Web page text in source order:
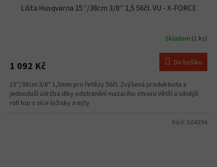
Lišta Husqvarna 15''/38cm 3/8'' 1,5 56čl. VU - X-FORCE
Skladem (1 ks)
1 092 Kč Do košíku
15''/38cm 3/8'' 1,5mm pro řetězy 56čl. Zvýšená produktivita a
jednoduší údržba díky odstranění mazacího otvoru Větší a silnější
roll top s více ložisky a nýty
Kód: S04394